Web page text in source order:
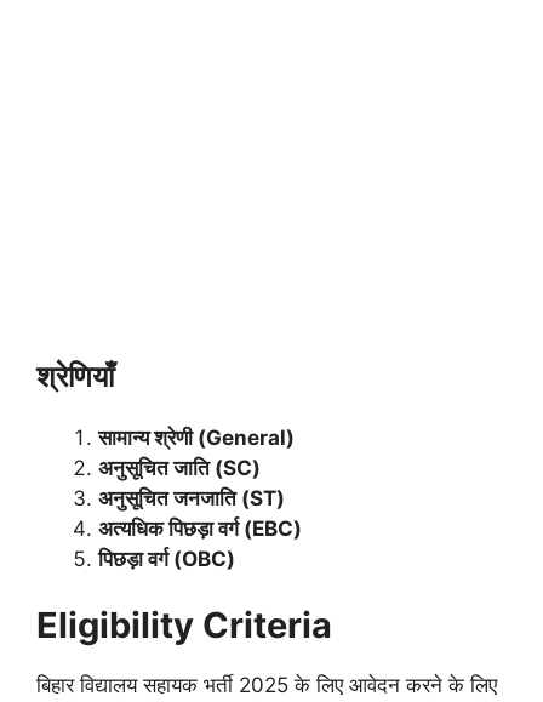
श्रेणियाँ
सामान्य श्रेणी (General)
अनुसूचित जाति (SC)
अनुसूचित जनजाति (ST)
अत्यधिक पिछड़ा वर्ग (EBC)
पिछड़ा वर्ग (OBC)
Eligibility Criteria
बिहार विद्यालय सहायक भर्ती 2025 के लिए आवेदन करने के लिए